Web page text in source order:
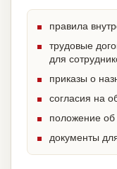
правила
трудовые
для
приказы о
согласия на
положение об
документы